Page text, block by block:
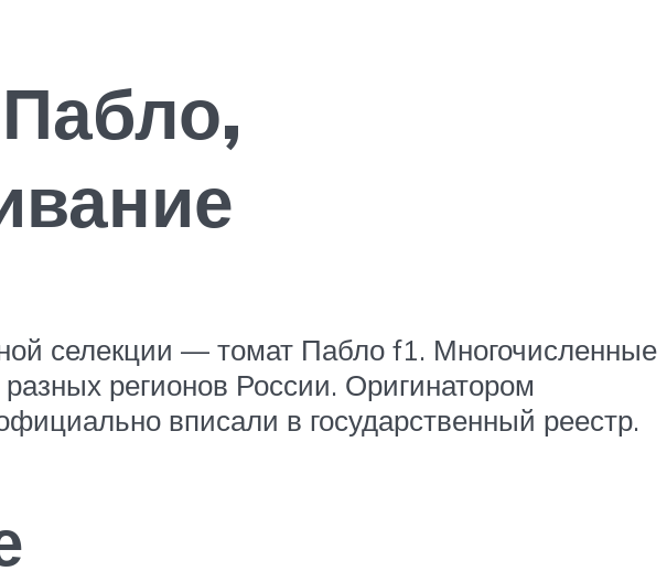
селекции — томат Пабло f1. Многочисленные
регионов России. Оригинатором
вписали в государственный реестр.